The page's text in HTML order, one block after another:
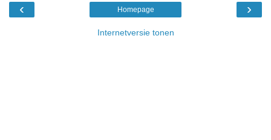
‹ ›
Homepage
Internetversie tonen